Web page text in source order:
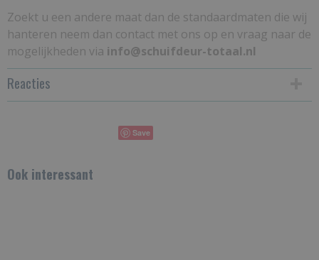
Zoekt u een andere maat dan de standaardmaten die wij
hanteren neem dan contact met ons op en vraag naar de
mogelijkheden via info@schuifdeur-totaal.nl
Reacties
Save
Ook interessant